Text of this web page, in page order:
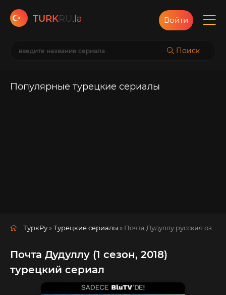
TURKRU.la
Поиск
Войти
Популярные турецкие сериалы
ТуркРу »Турецкие сериалы » Почта Дудуллу русская озвучка смотреть полностью онлайн!
Почта Дудуллу (1 сезон, 2018)
турецкий сериал